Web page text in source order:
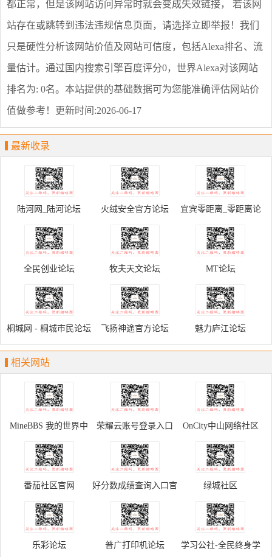
都正常，但是该网站访问异常时就会变成失效链接， 若该网
站存在或跳转到违法违规信息页面，请选择立即举报 ！我们
只是硬性分析该网站价值及网站可信度，包括Alexa排名、流
量估计。通过国内搜索引擎百度评分0，世界Alexa对该网站
排名为: 0名。本站提供的基础数据可为您能准确评估网站价
值做参考！ 更新时间:2026-06-17
最新收录
陆河网_陆河论坛 火绒安全官方论坛 宜宾零距离_零距离论
坛
全民创业论坛 牧夫天文论坛 MT论坛
桐城网 - 桐城市民论坛 飞扬神途官方论坛 魅力庐江论坛
相关网站
MineBBS 我的世界中
文论坛
荣耀云账号登录入口 OnCity中山网络社区
番茄社区官网 好分数成绩查询入口官
网
绿城社区
乐彩论坛 普广打印机论坛 学习公社-全民终身学